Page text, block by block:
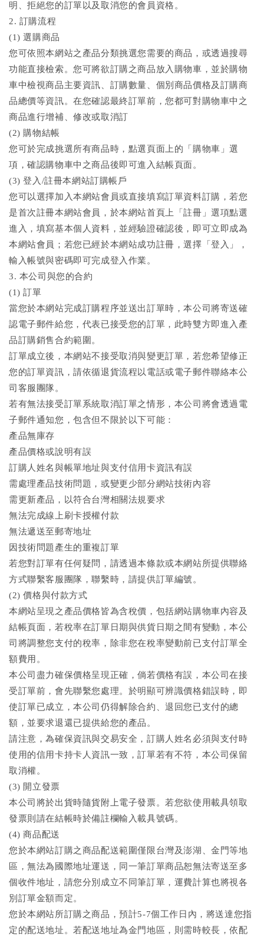
明、拒絕您的訂單以及取消您的會員資格。
2. 訂購流程
(1) 選購商品
您可依照本網站之產品分類挑選您需要的商品，或透過搜尋
功能直接檢索。您可將欲訂購之商品放入購物車，並於購物
車中檢視商品主要資訊、訂購數量、個別商品價格及訂購商
品總價等資訊。在您確認最終訂單前，您都可對購物車中之
商品進行增補、修改或取消訂
(2) 購物結帳
您可於完成挑選所有商品時，點選頁面上的「購物車」選
項，確認購物車中之商品後即可進入結帳頁面。
(3) 登入/註冊本網站訂購帳戶
您可以選擇加入本網站會員或直接填寫訂單資料訂購，若您
是首次註冊本網站會員，於本網站首頁上「註冊」選項點選
進入，填寫基本個人資料，並經驗證確認後，即可立即成為
本網站會員；若您已經於本網站成功註冊，選擇「登入」，
輸入帳號與密碼即可完成登入作業。
3. 本公司與您的合約
(1) 訂單
當您於本網站完成訂購程序並送出訂單時，本公司將寄送確
認電子郵件給您，代表已接受您的訂單，此時雙方即進入產
品訂購銷售合約範圍。
訂單成立後，本網站不接受取消與變更訂單，若您希望修正
您的訂單資訊，請依循退貨流程以電話或電子郵件聯絡本公
司客服團隊。
若有無法接受訂單系統取消訂單之情形，本公司將會透過電
子郵件通知您，包含但不限於以下可能：
產品無庫存
產品價格或說明有誤
訂購人姓名與帳單地址與支付信用卡資訊有誤
需處理產品技術問題，或變更少部分網站技術內容
需更新產品，以符合台灣相關法規要求
無法完成線上刷卡授權付款
無法遞送至郵寄地址
因技術問題產生的重複訂單
若您對訂單有任何疑問，請透過本條款或本網站所提供聯絡
方式聯繫客服團隊，聯繫時，請提供訂單編號。
(2) 價格與付款方式
本網站呈現之產品價格皆為含稅價，包括網站購物車內容及
結帳頁面，若稅率在訂單日期與供貨日期之間有變動，本公
司將調整您支付的稅率，除非您在稅率變動前已支付訂單全
額費用。
本公司盡力確保價格呈現正確，倘若價格有誤，本公司在接
受訂單前，會先聯繫您處理。於明顯可辨識價格錯誤時，即
使訂單已成立，本公司仍得解除合約、退回您已支付的總
額，並要求退還已提供給您的產品。
請注意，為確保資訊與交易安全，訂購人姓名必須與支付時
使用的信用卡持卡人資訊一致，訂單若有不符，本公司保留
取消權。
(3) 開立發票
本公司將於出貨時隨貨附上電子發票。若您欲使用載具領取
發票則請在結帳時於備註欄輸入載具號碼。
(4) 商品配送
您於本網站訂購之商品配送範圍僅限台灣及澎湖、金門等地
區，無法為國際地址運送，同一筆訂單商品恕無法寄送至多
個收件地址，請您分別成立不同筆訂單，運費計算也將視各
別訂單金額而定。
您於本網站所訂購之商品，預計5-7個工作日內，將送達您指
定的配送地址。若配送地址為金門地區，則需時較長，依配